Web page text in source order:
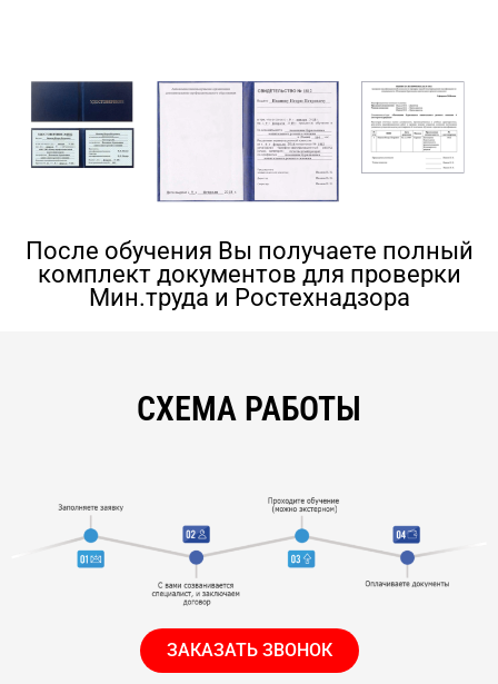
После обучения Вы получаете полный
комплект документов для проверки
Мин.труда и Ростехнадзора
СХЕМА РАБОТЫ
ЗАКАЗАТЬ ЗВОНОК